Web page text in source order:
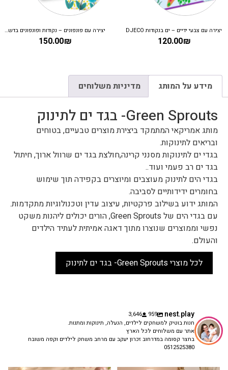
יצירה עם צבעי ידיים – ים בנקודות DJECO
120.00₪
יצירה עם פונפונים – נקודות ופונפונים בדשא DJECO
150.00₪
מידע על המותג מדיניות משלוחים
Green Sprouts- בגד ים לתינוק
מותג אמריקאי המתמקד ביצירת מוצרים טבעיים, בטוחים
ובריאים לתינוקות.
בגדי ים לתינוקות מסנני קרינה,חולצת בגד ים שרוול ארוך, חיתול
בגד ים רב פעמי ועוד..
בגדי הים לתינוק מעוצבים ומיוצרים בקפידה תוך שימוש
בחומרים ידידותיים לסביבה.
המותג ידוע בשילוב פרקטיות, עיצוב עדין וטכנולוגיות מתקדמות.
עם בגדי הים של Green Sprouts, הורים יכולים ליהנות משקט
נפשי וממוצרים שנוצרו מתוך דאגה אמיתית לעתיד הילדים
והעולם.
לכל מוצרי Green Sprouts- בגד ים לתינוק
nest.play
959
3,646
חנות בוטיק למשחקים לילדים, הנעלה, תינוקות ומתנות.
אתר עם משלוחים לכל הארץ
בחצר קסומה במדרחוב זכרון יעקב עם מרחב משחק לילדים וקפה משובח
0512525380